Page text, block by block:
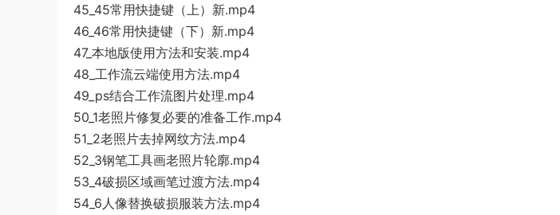
45_45常用快捷键（上）新.mp4
46_46常用快捷键（下）新.mp4
47_本地版使用方法和安装.mp4
48_工作流云端使用方法.mp4
49_ps结合工作流图片处理.mp4
50_1老照片修复必要的准备工作.mp4
51_2老照片去掉网纹方法.mp4
52_3钢笔工具画老照片轮廓.mp4
53_4破损区域画笔过渡方法.mp4
54_6人像替换破损服装方法.mp4